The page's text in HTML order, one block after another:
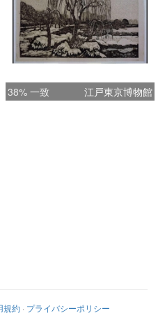
38% 一致 江戸東京博物館
規約 · プライバシーポリシー